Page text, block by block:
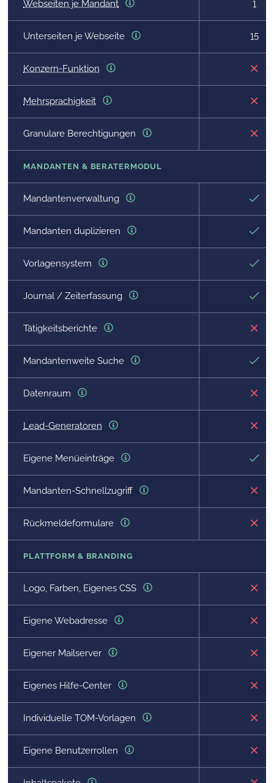
Webseiten je Mandant 1
Unterseiten je Webseite 15
Konzern-Funktion
Mehrsprachigkeit
Granulare Berechtigungen
MANDANTEN & BERATERMODUL
Mandantenverwaltung
Mandanten duplizieren
Vorlagensystem
Journal / Zeiterfassung
Tätigkeitsberichte
Mandantenweite Suche
Datenraum
Lead-Generatoren
Eigene Menüeinträge
Mandanten-Schnellzugriff
Rückmeldeformulare
PLATTFORM & BRANDING
Logo, Farben, Eigenes CSS
Eigene Webadresse
Eigener Mailserver
Eigenes Hilfe-Center
Individuelle TOM-Vorlagen
Eigene Benutzerrollen